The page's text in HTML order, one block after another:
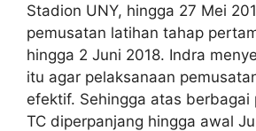
Stadion UNY, hingga 27 Mei
pemusatan latihan tahap
hingga 2 Juni 2018. Indra
itu agar pelaksanaan
efektif. Sehingga atas berbagai
TC diperpanjang hingga awal